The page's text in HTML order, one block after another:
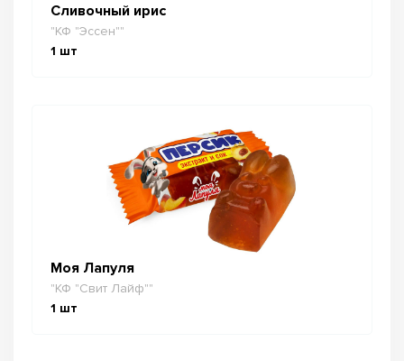
Сливочный ирис
"КФ "Эссен""
1 шт
Моя Лапуля
"КФ "Свит Лайф""
1 шт